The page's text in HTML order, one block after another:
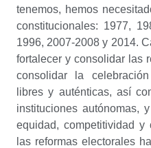
tenemos, hemos
constitucionales: 1977,
1996, 2007-2008 y 2014.
fortalecer y consolidar las
consolidar la
libres y auténticas, así
instituciones autónomas,
equidad, competitividad y
las reformas electorales